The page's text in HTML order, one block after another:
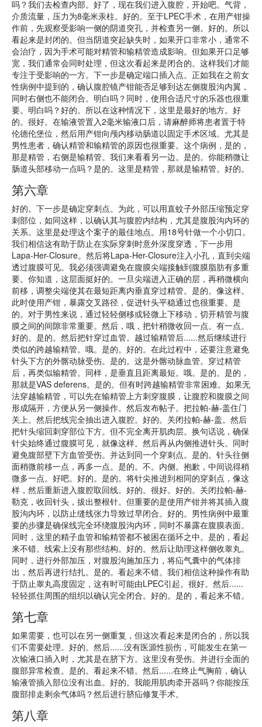
吗？我们去检查内部。好了，现在我们进入腹腔，开始吧。气背，
介质流量，压力为8毫米汞柱。好的。至于LPEC手术，在用产钳操
作前，先观察受影响一侧的阴道突孔，并检查另一侧。好的。所以
看起来是封闭的。但当阴道突起缺失时，如果开口非常小，通常不
会治疗，因为手术可能对精管和输精管造成影响。但如果开口足够
宽，我们通常会同时处理，但这次看起来是闭合的。这样我们才能
专注于受影响的一方。下一步是确定端口插入点。正如我在之前女
性病例中提到的，确认腹腔镜产钳能否足够到达左侧腹股沟内翼，
同时右侧也不能闭合。明白吗？同时，使用合适尺寸的乐器也很重
要。明白吗？好的。所以在这种情况下，这里是最好的地方。好
的。很好。在输液管置入2毫米输液口后，请麻醉师将患者置于特
伦德伦堡位，然后用产钳向颅内移动肠道以固定手术区域。尤其是
男性患者，确认精管和输精管的原因也很重要。这个病例，是的，
那是精管，右侧是输精管。我们来看看另一边。是的。你能稍微让
肠道头部移动一点吗？是的。这里是精管，那就是输精管。好的。
第六章
好的。下一步是确定穿刺点。为此，可以用直蚊子外部压缩预定穿
刺部位，如同这样，以确认其与腹腔内结构，尤其是腹股沟内环的
关系。这里是处理这个案子的最佳地点。用18号针做一个小切口。
我们相信这有助于防止在实际穿刺时意外深度穿透，下一步用
Lapa-Her-Closure。然后将Lapa-Her-Closure注入小孔，直到尖端
透过腹膜可见。我必须强调避免在腹膜尖端接触到腹膜脂肪有多重
要。你知道，这层面挺好的。一旦尖端进入正确的层，再稍微横向
前移，调整尖端使其在最短距离内垂直穿过精管。是的。像这样。
此时使用产钳，暴露交叉路径，促进针头平稳通过也很重要。是
的。对于男性来说，通过轻轻侧移或轻微上下移动，切开精管与腹
膜之间的间隙非常重要。然后，哦，把针稍微收回一点。有一点。
好的。是的。然后把针穿过血管。越过输精管后......然后继续进行
类似的跨越输精管。哦。是的。好的。在此过程中，还要注意避免
针头下方的外髂动脉受伤。是的。这是外髂动脉血管。穿过精管
后，再类似输精管。同样，是垂直且距离最短。哦。是的。是的，
那就是VAS deferens。是的。但有时跨越输精管非常困难。如果无
法穿越输精管，可以先在输精管上方刺穿腹膜，让腹腔和腹膜之间
形成隔开，方便从另一侧操作。然后发布帖子。把拉帕-赫-盖住门
关上。然后把线完全抽出进入腹腔。好的。关闭拉帕-赫-盖。然后
把针头缩回刺穿部位下方。但不完全离开肌肉层。换句话说，确保
针尖始终通过腹膜可见，就像这样。然后再从内侧推进针头。同时
避免腹部壁下方血管受伤。并达到同一个穿刺点。是的。针头往侧
面稍微前移一点，再多一点。是的。不。内侧。抱歉，中间说得稍
微多一点。好吧。好的。是的。将针尖推进到相同的穿刺点，像这
样，然后重新进入腹腔取回线。好的。很好。好的。关闭拉帕-赫-
勒克，收回针头，拔出整根针。但重要的是使用产钳并将其插入腹
股沟内环，以防止缝线张力导致过早闭合。好的。男性病例中最重
要的步骤是确保线完全环绕腹股沟内环，同时不暴露在腹膜表面。
同时，这里的精子血管和输精管都不被困在循环之中。是的，看起
来不错。线索上没有那些结构。好的。然后让助理这样侧收睾丸。
同时，进行外部加压，对腹股沟施加压力，将疝气囊中的气体排
出，然后再进行结扎。是的。看起来不错。我们相信这种操作有助
于防止睾丸高度固定，这有时可能由LPEC引起。很好。然后......
轻轻抓住周围的组织以确认完全闭合。好的。是的，看起来不错。
第七章
如果需要，也可以在另一侧重复，但这次看起来是闭合的，所以我
们不需要处理。好的。然后......没有医源性损伤，可能发生在第一
次输液口插入时，尤其是在脐下方。这里没有受伤。并进行全面的
腹部异常检查。是的。看起来不错。然后......在终止气胸前，确认
输液管插入部位没有出血。好的。我能用肌肉牵开器吗？你能按压
腹部排走剩余气体吗？然后进行脐疝修复手术。
第八章